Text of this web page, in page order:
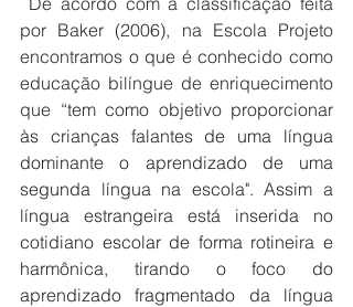
por Baker (2006), na Escola Projeto
encontramos o que é conhecido como
educação bilíngue de enriquecimento
que “tem como objetivo proporcionar
às crianças falantes de uma língua
dominante o aprendizado de uma
segunda língua na escola". Assim a
língua estrangeira está inserida no
cotidiano escolar de forma rotineira e
harmônica, tirando o foco do
aprendizado fragmentado da língua